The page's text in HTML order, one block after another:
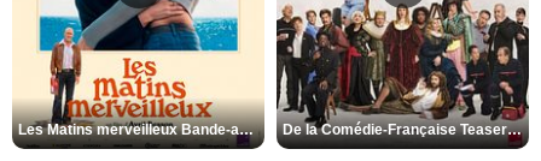
Les Matins merveilleux Bande-annonce VF De la Comédie-Française Teaser VF